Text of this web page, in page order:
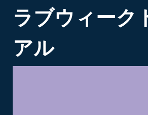
ラブウィーク
アル